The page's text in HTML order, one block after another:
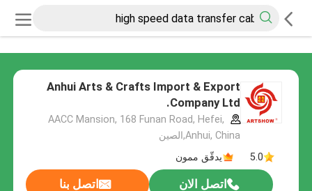
Anhui Arts & Crafts Import & Export
Company Ltd.
AACC Mansion, 168 Funan Road, Hefei,
Anhui, China,الصين
5.0
يدقّق ممون
اتصل الان اتصل بنا